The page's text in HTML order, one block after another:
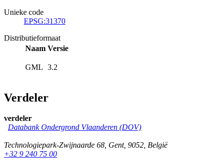
Unieke code
EPSG:31370
Distributieformaat
Naam Versie
GML 3.2
Verdeler
verdeler
Databank Ondergrond Vlaanderen (DOV)
Technologiepark-Zwijnaarde 68, Gent, 9052, België
+32 9 240 75 00